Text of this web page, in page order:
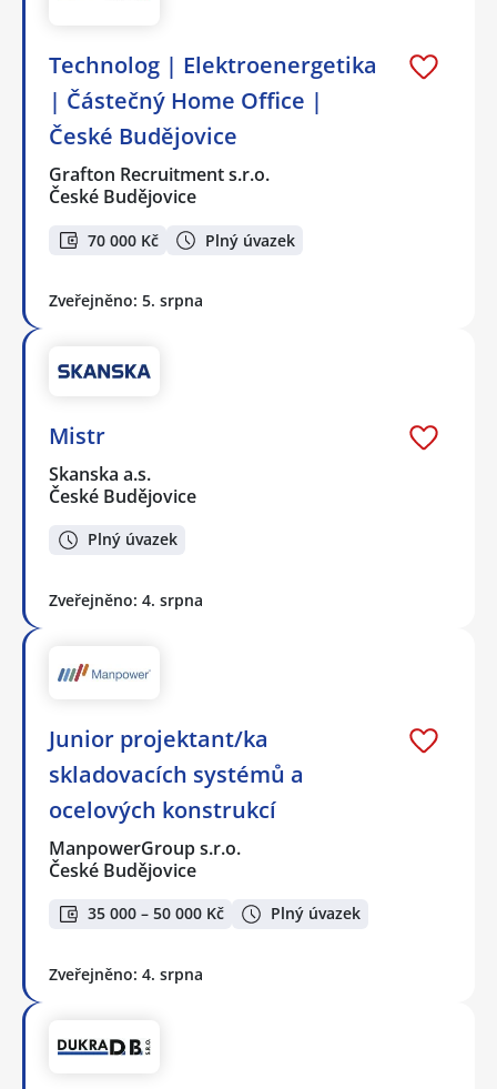
Technolog | Elektroenergetika
| Částečný Home Office |
České Budějovice
Grafton Recruitment s.r.o.
České Budějovice
70 000 Kč Plný úvazek
Zveřejněno: 5. srpna
Mistr
Skanska a.s.
České Budějovice
Plný úvazek
Zveřejněno: 4. srpna
Junior projektant/ka
skladovacích systémů a
ocelových konstrukcí
ManpowerGroup s.r.o.
České Budějovice
35 000 – 50 000 Kč Plný úvazek
Zveřejněno: 4. srpna